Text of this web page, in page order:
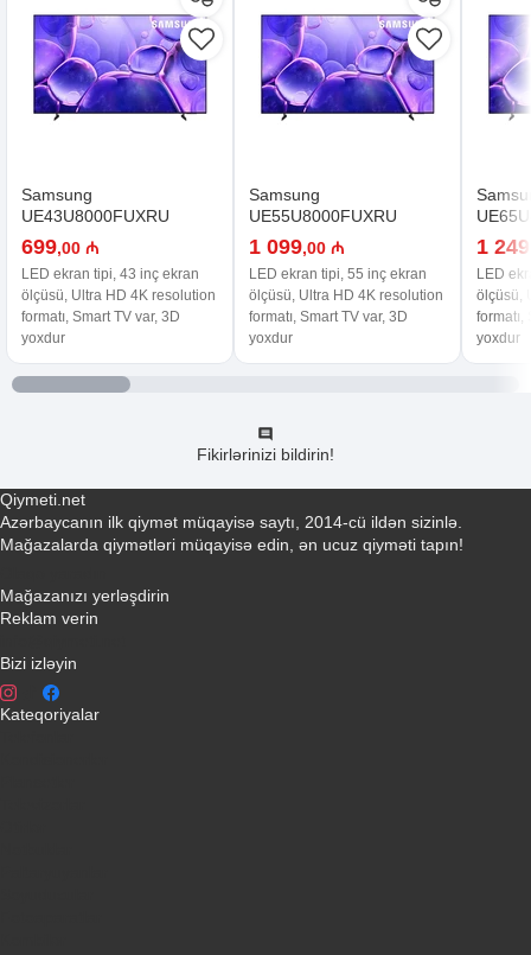
Samsung
UE43U8000FUXRU
699,00 ₼
LED ekran tipi, 43 inç ekran
ölçüsü, Ultra HD 4K resolution
formatı, Smart TV var, 3D
yoxdur
Samsung
UE55U8000FUXRU
1 099,00 ₼
LED ekran tipi, 55 inç ekran
ölçüsü, Ultra HD 4K resolution
formatı, Smart TV var, 3D
yoxdur
1 249
LED
ölçüsü,
formatı,
yoxdur
Fikirlərinizi bildirin!
Qiymeti.net
Azərbaycanın ilk qiymət müqayisə saytı, 2014-cü ildən sizinlə.
Mağazalarda qiymətləri müqayisə edin, ən ucuz qiyməti tapın!
Mağazanızı yerləşdirin
Reklam verin
Bizi izləyin
Kateqoriyalar